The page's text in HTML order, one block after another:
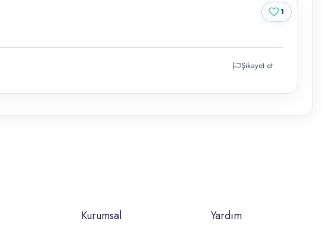
Şikayet et
1
Kurumsal Yardım